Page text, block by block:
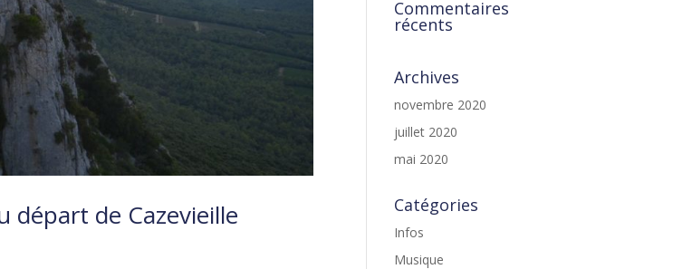
départ de Cazevieille
Commentaires
récents
Archives
novembre 2020
juillet 2020
mai 2020
Catégories
Infos
Musique